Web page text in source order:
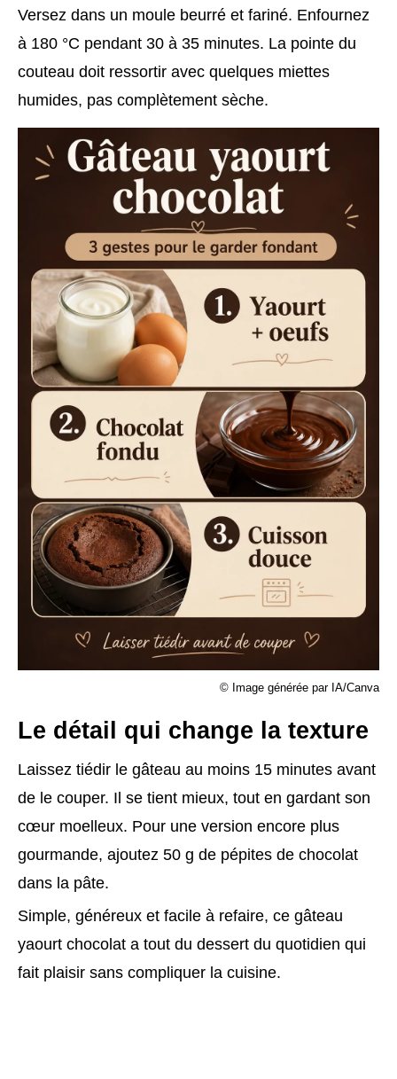
Versez dans un moule beurré et fariné. Enfournez
à 180 °C pendant 30 à 35 minutes. La pointe du
couteau doit ressortir avec quelques miettes
humides, pas complètement sèche.
© Image générée par IA/Canva
Le détail qui change la texture
Laissez tiédir le gâteau au moins 15 minutes avant
de le couper. Il se tient mieux, tout en gardant son
cœur moelleux. Pour une version encore plus
gourmande, ajoutez 50 g de pépites de chocolat
dans la pâte.
Simple, généreux et facile à refaire, ce gâteau
yaourt chocolat a tout du dessert du quotidien qui
fait plaisir sans compliquer la cuisine.